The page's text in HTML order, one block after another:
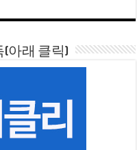
(아래 클릭)